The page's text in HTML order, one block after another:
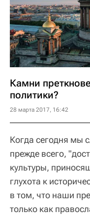
Камни
политики?
28 марта 2017, 16:42
Когда сегодня мы
прежде всего,
культуры,
глухота к
в том, что наши
только как